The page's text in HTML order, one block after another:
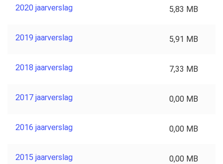
2020 jaarverslag 5,83 MB
2019 jaarverslag 5,91 MB
2018 jaarverslag 7,33 MB
2017 jaarverslag 0,00 MB
2016 jaarverslag 0,00 MB
2015 jaarverslag 0,00 MB